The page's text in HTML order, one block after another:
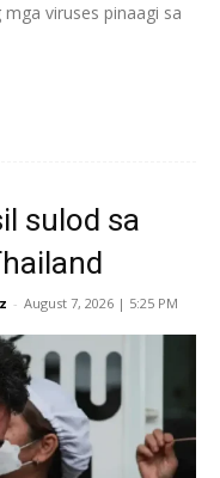
viruses pinaagi sa
sulod sa
- August 7, 2026 | 5:25 PM